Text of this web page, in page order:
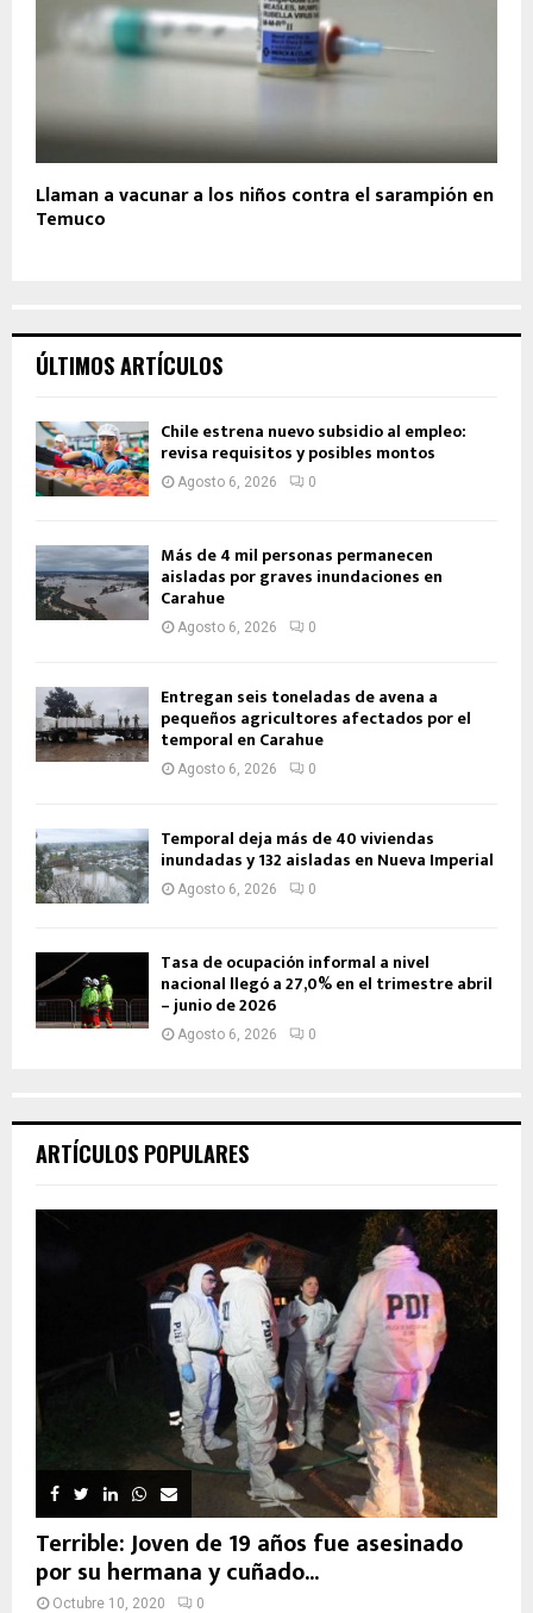
Llaman a vacunar a los niños contra el sarampión en
Temuco
ÚLTIMOS ARTÍCULOS
Chile estrena nuevo subsidio al empleo:
revisa requisitos y posibles montos
Agosto 6, 2026 0
Más de 4 mil personas permanecen
aisladas por graves inundaciones en
Carahue
Agosto 6, 2026 0
Entregan seis toneladas de avena a
pequeños agricultores afectados por el
temporal en Carahue
Agosto 6, 2026 0
Temporal deja más de 40 viviendas
inundadas y 132 aisladas en Nueva Imperial
Agosto 6, 2026 0
Tasa de ocupación informal a nivel
nacional llegó a 27,0% en el trimestre abril
– junio de 2026
Agosto 6, 2026 0
ARTÍCULOS POPULARES
Terrible: Joven de 19 años fue asesinado
por su hermana y cuñado...
Octubre 10, 2020 0